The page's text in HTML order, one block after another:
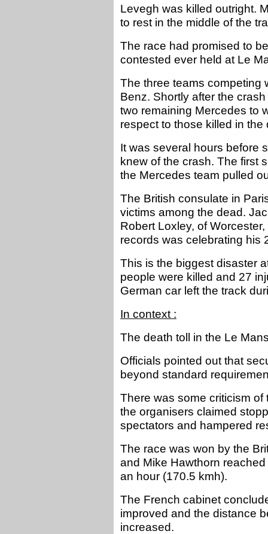
Levegh was killed outright.
to rest in the middle of the
The race had promised to
contested ever held at Le
The three teams competing
Benz. Shortly after the
two remaining Mercedes to
respect to those killed in the
It was several hours before
knew of the crash. The first
the Mercedes team pulled
The British consulate in
victims among the dead.
Robert Loxley, of
records was celebrating his
This is the biggest disaster
people were killed and 27
German car left the track
In context :
The death toll in the Le
Officials pointed out that
beyond standard
There was some criticism
the organisers claimed
spectators and hampered
The race was won by the
and Mike Hawthorn
an hour (170.5 kmh).
The French cabinet
improved and the distance
increased.